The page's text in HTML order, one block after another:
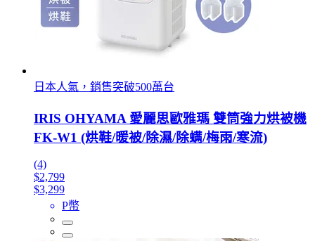
日本人氣，銷售突破500萬台
IRIS OHYAMA 愛麗思歐雅瑪 雙筒強力烘被機
FK-W1 (烘鞋/暖被/除濕/除螨/梅雨/寒流)
(4)
$2,799
$3,299
P幣